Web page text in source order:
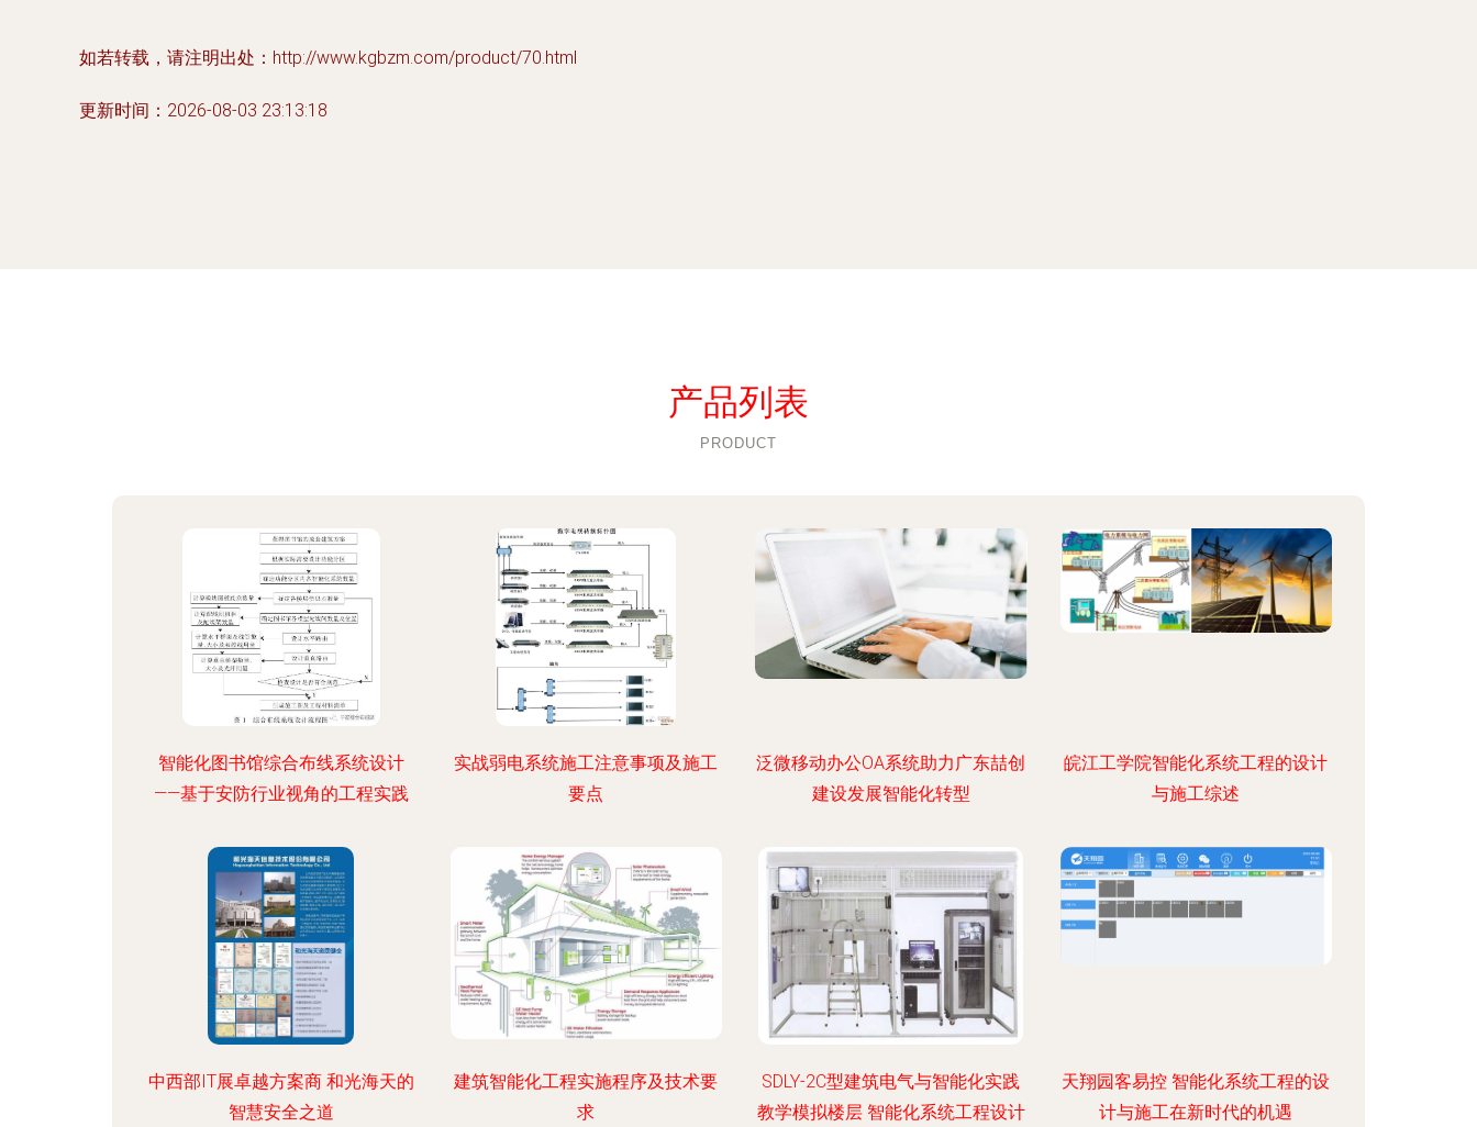
如若转载，请注明出处：http://www.kgbzm.com/product/70.html
更新时间：2026-08-03 23:13:18
产品列表
PRODUCT
智能化图书馆综合布线系统设计
——基于安防行业视角的工程实践
实战弱电系统施工注意事项及施工
要点
泛微移动办公OA系统助力广东喆创
建设发展智能化转型
皖江工学院智能化系统工程的设计
与施工综述
中西部IT展卓越方案商 和光海天的
智慧安全之道
建筑智能化工程实施程序及技术要
求
SDLY-2C型建筑电气与智能化实践
教学模拟楼层 智能化系统工程设计
天翔园客易控 智能化系统工程的设
计与施工在新时代的机遇